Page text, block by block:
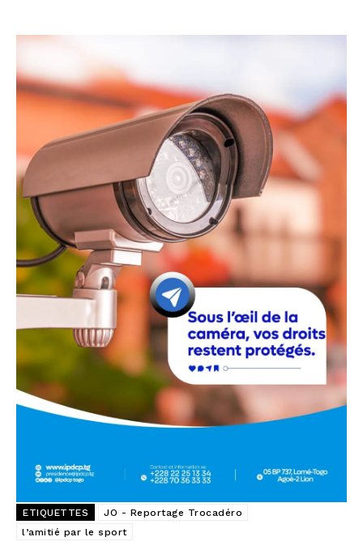
ETIQUETTES
JO - Reportage Trocadéro
l’amitié par le sport